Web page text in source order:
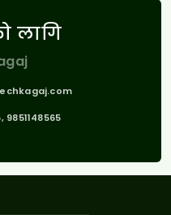
लागि
9851148565